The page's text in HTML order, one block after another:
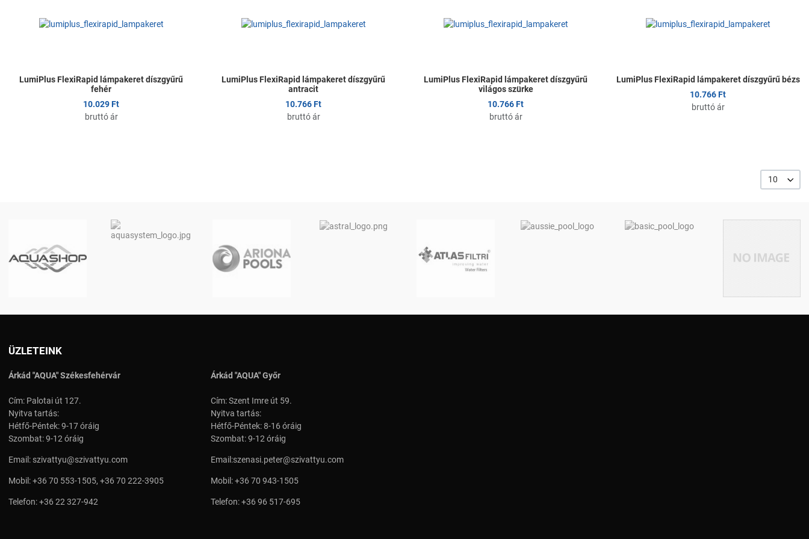
Összehasonlítom
LumiPlus FlexiRapid lámpakeret díszgyűrű
fehér
10.029 Ft
bruttó ár
Összehasonlítom
LumiPlus FlexiRapid lámpakeret díszgyűrű
antracit
10.766 Ft
bruttó ár
Összehasonlítom
LumiPlus FlexiRapid lámpakeret díszgyűrű
világos szürke
10.766 Ft
bruttó ár
LumiPlus FlexiRapid lámpakeret díszgyűrű bézs
10.766 Ft
bruttó ár
10
ÜZLETEINK
Árkád "AQUA" Székesfehérvár
Cím: Palotai út 127.
Nyitva tartás:
Hétfő-Péntek: 9-17 óráig
Szombat: 9-12 óráig
Email: szivattyu@szivattyu.com
Mobil:+36 70 553-1505, +36 70 222-3905
Telefon:+36 22 327-942
Árkád "AQUA" Győr
Cím: Szent Imre út 59.
Nyitva tartás:
Hétfő-Péntek: 8-16 óráig
Szombat: 9-12 óráig
Email:szenasi.peter@szivattyu.com
Mobil:+36 70 943-1505
Telefon:+36 96 517-695